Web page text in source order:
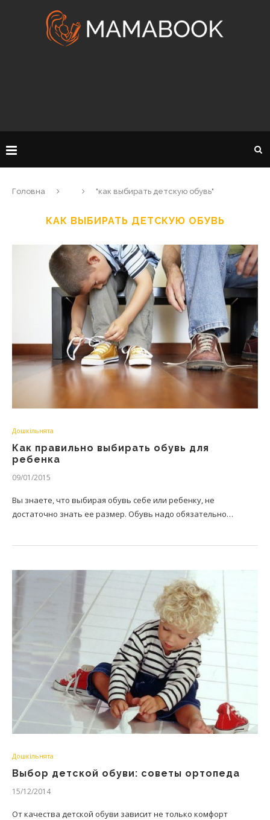
Головна "как выбирать детскую обувь"
КАК ВЫБИРАТЬ ДЕТСКУЮ ОБУВЬ
Дошкільнята
Как правильно выбирать обувь для
ребенка
09/01/2015
Вы знаете, что выбирая обувь себе или ребенку, не
достаточно знать ее размер. Обувь надо обязательно…
Дошкільнята
Выбор детской обуви: советы ортопеда
15/12/2014
От качества детской обуви зависит не только комфорт